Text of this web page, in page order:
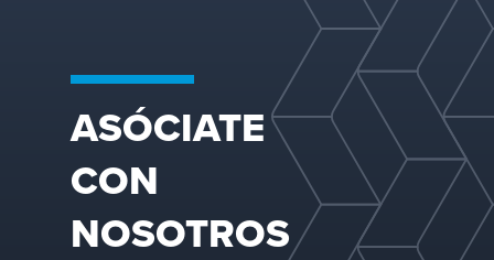
Nuestras
avanzadas,
incluyen
desaireación
agua de mar,
eliminadores
neblina y
de separación
gas y líquido,
ASÓCIATE
CON
NOSOTROS